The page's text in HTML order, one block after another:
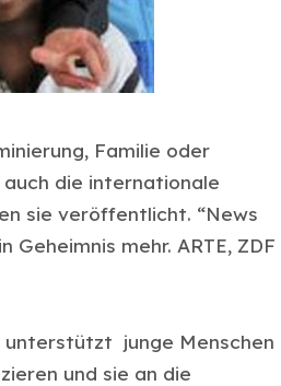
Familie oder
die internationale
sie veröffentlicht. “News
mehr. ARTE, ZDF
unterstützt junge Menschen
und sie an die